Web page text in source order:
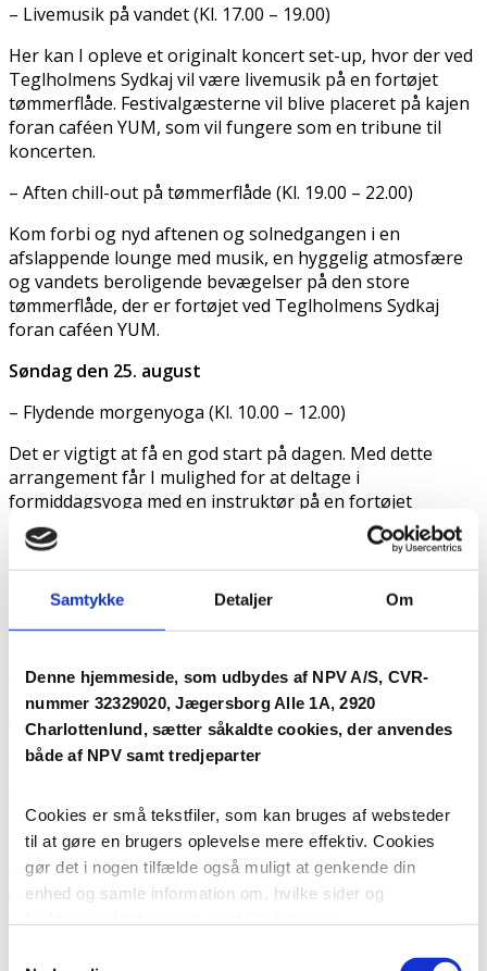
Samtykke Detaljer Om
Denne hjemmeside, som udbydes af NPV A/S, CVR-
nummer 32329020, Jægersborg Alle 1A, 2920
Charlottenlund, sætter såkaldte cookies, der anvendes
både af NPV samt tredjeparter
Cookies er små tekstfiler, som kan bruges af websteder
til at gøre en brugers oplevelse mere effektiv. Cookies
gør det i nogen tilfælde også muligt at genkende din
enhed og samle information om, hvilke sider og
– Livemusik på vandet (Kl. 17.00 – 19.00)
Her kan I opleve et originalt koncert set-up, hvor der ved
Teglholmens Sydkaj vil være livemusik på en fortøjet
tømmerflåde. Festivalgæsterne vil blive placeret på kajen
foran caféen YUM, som vil fungere som en tribune til
koncerten.
– Aften chill-out på tømmerflåde (Kl. 19.00 – 22.00)
Kom forbi og nyd aftenen og solnedgangen i en
afslappende lounge med musik, en hyggelig atmosfære
og vandets beroligende bevægelser på den store
tømmerflåde, der er fortøjet ved Teglholmens Sydkaj
foran caféen YUM.
Søndag den 25. august
– Flydende morgenyoga (Kl. 10.00 – 12.00)
Det er vigtigt at få en god start på dagen. Med dette
arrangement får I mulighed for at deltage i
formiddagsyoga med en instruktør på en fortøjet
tømmerflåde i bassinet ved Skolen i Sydhavnen.
Yogatimen bliver udført med hjælp fra Dóttir Hot Yoga.
– Vandkampmaraton på tømmerflåder (Kl. 11.00 – 16.00)
Find din indre vandkriger frem og kom ned til Teglholm
tømmerflåder spændt ud for hinanden, hvor deltagerne
skal fylde modstanderens spand for at vinde. Med
vandgeværer og havnens vand som ammunition er du
garanteret en sjov oplevelse.
Kulturhavn Festival 2019, hvor der er aktiviteter for både
børn og voksne i alle aldre. Alle aktiviteterne er gratis at
deltage i.
Vi glæder os til at se jer.